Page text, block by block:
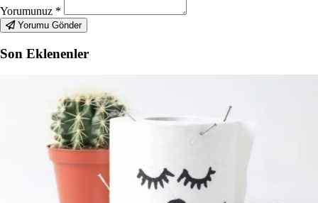
Yorumunuz *
Yorumu Gönder
Son Eklenenler